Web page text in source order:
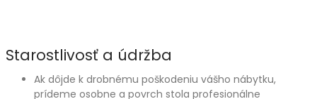
Starostlivosť a údržba
Ak dôjde k drobnému poškodeniu vášho nábytku,
prídeme osobne a povrch stola profesionálne